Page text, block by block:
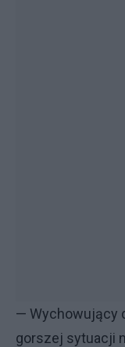
— Wychowujący
gorszej sytuacji